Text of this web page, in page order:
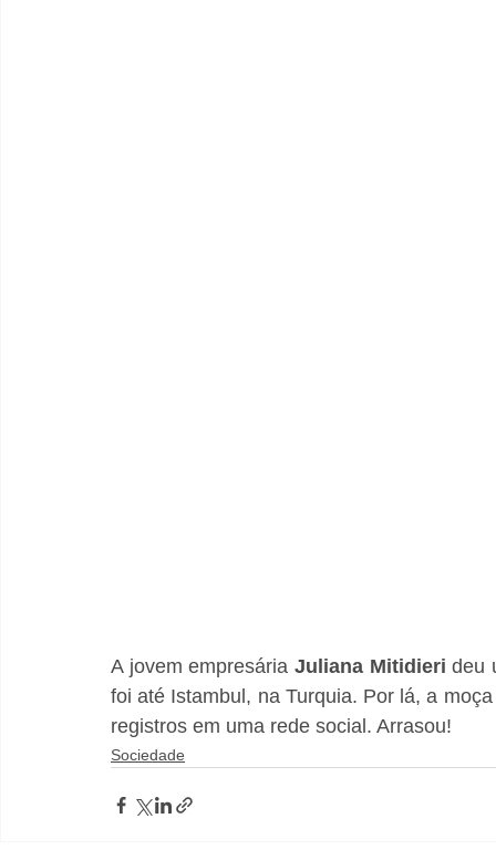
A jovem empresária Juliana Mitidieri deu
foi até Istambul, na Turquia. Por lá, a
registros em uma rede social. Arrasou!
Sociedade